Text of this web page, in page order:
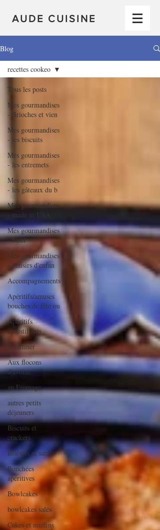
AUDE CUISINE
Blog
Tous les posts
Mes gourmandises
- Brioches et vien
Mes gourmandises
- les biscuits
Mes gourmandises
- les entremets
Mes gourmandises
- les gâteaux du b
Mes gourmandises
- made in USA
Mes gourmandises
- Noël
Mes gourmandises
- plaisirs d'enfan
Accompagnements
Apéritifs/amuses
bouches de fête ou
Apéritifs
croustillants
A tartiner
Aux flocons
d'avoine
au Fromage
autres petits
déjeuners
Biscuits et
crackers
Biscuits et sablés
Bouchées
apéritives
Bowlcakes
bowlcakes salés
Cakes et muffins
recettes cookeo